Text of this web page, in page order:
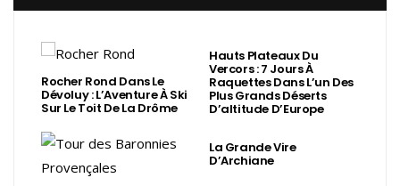
Rocher Rond Dans Le
Dévoluy : L’Aventure À Ski
Sur Le Toit De La Drôme
Hauts Plateaux Du
Vercors : 7 Jours À
Raquettes Dans L’un Des
Plus Grands Déserts
D’altitude D’Europe
La Grande Vire
D’Archiane